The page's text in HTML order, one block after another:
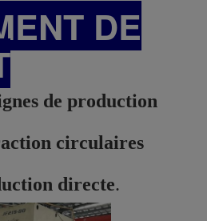
DE
de production
circulaires
directe.